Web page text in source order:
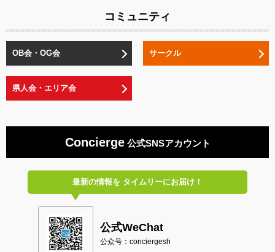
コミュニティ
OB会・OG会 サークル
県人会・エリア会
Concierge公式SNSアカウント
最新の情報をタイムリーにお届け！
公式WeChat
公众号：conciergesh